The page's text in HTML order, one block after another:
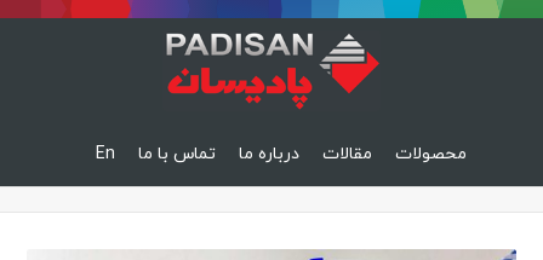
محصولات مقالات درباره ما تماس با ما En